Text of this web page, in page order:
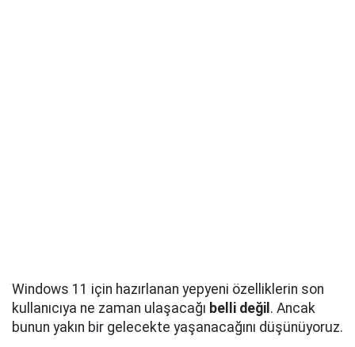
Windows 11 için hazırlanan yepyeni özelliklerin son
kullanıcıya ne zaman ulaşacağı belli değil . Ancak
bunun yakın bir gelecekte yaşanacağını düşünüyoruz.